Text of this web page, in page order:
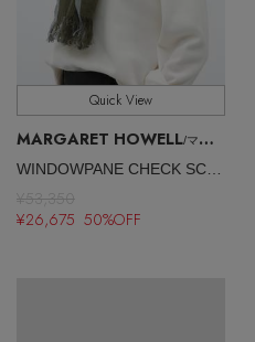
Quick View
MARGARET HOWELL/マーガレット・ハウエル
WINDOWPANE CHECK SCARF
¥53,350
¥26,675 50%OFF